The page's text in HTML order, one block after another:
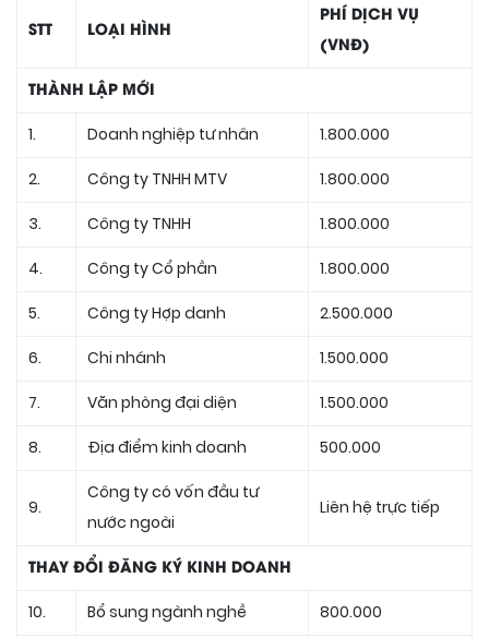
STT LOẠI HÌNH
PHÍ DỊCH VỤ
(VNĐ)
THÀNH LẬP MỚI
1. Doanh nghiệp tư nhân 1.800.000
2. Công ty TNHH MTV 1.800.000
3. Công ty TNHH 1.800.000
4. Công ty Cổ phần 1.800.000
5. Công ty Hợp danh 2.500.000
6. Chi nhánh 1.500.000
7. Văn phòng đại diện 1.500.000
8. Địa điểm kinh doanh 500.000
9.
Công ty có vốn đầu tư
nước ngoài
Liên hệ trực tiếp
THAY ĐỔI ĐĂNG KÝ KINH DOANH
10. Bổ sung ngành nghề 800.000